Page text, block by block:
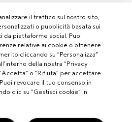
il traffico sul nostro sito,
o pubblicità basata sui
da piattaforme social. Puoi
relative ai cookie o ottenere
cliccando su “Personalizza”
della nostra “Privacy
o “Rifiuta” per accettare
revocare il tuo consenso in
clic su “Gestisci cookie” in